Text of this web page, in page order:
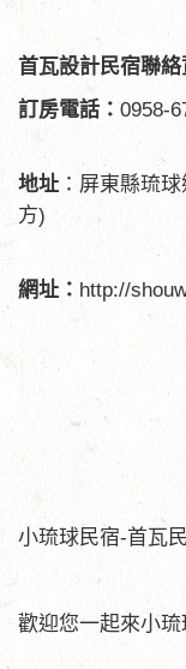
首瓦設計民宿聯絡
訂房電話： 0958-
地址 ：屏東縣琉
方)
網址： http://
小琉球民宿-首瓦
歡迎您一起來小